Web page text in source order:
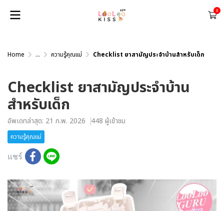
0
Home ... ความรู้คุณแม่ Checklist ยาสามัญประจำบ้านสำหรับเด็ก
Checklist ยาสามัญประจำบ้าน
สำหรับเด็ก
อัพเดทล่าสุด: 21 ก.พ. 2026 448 ผู้เข้าชม
ความรู้คุณแม่
แชร์